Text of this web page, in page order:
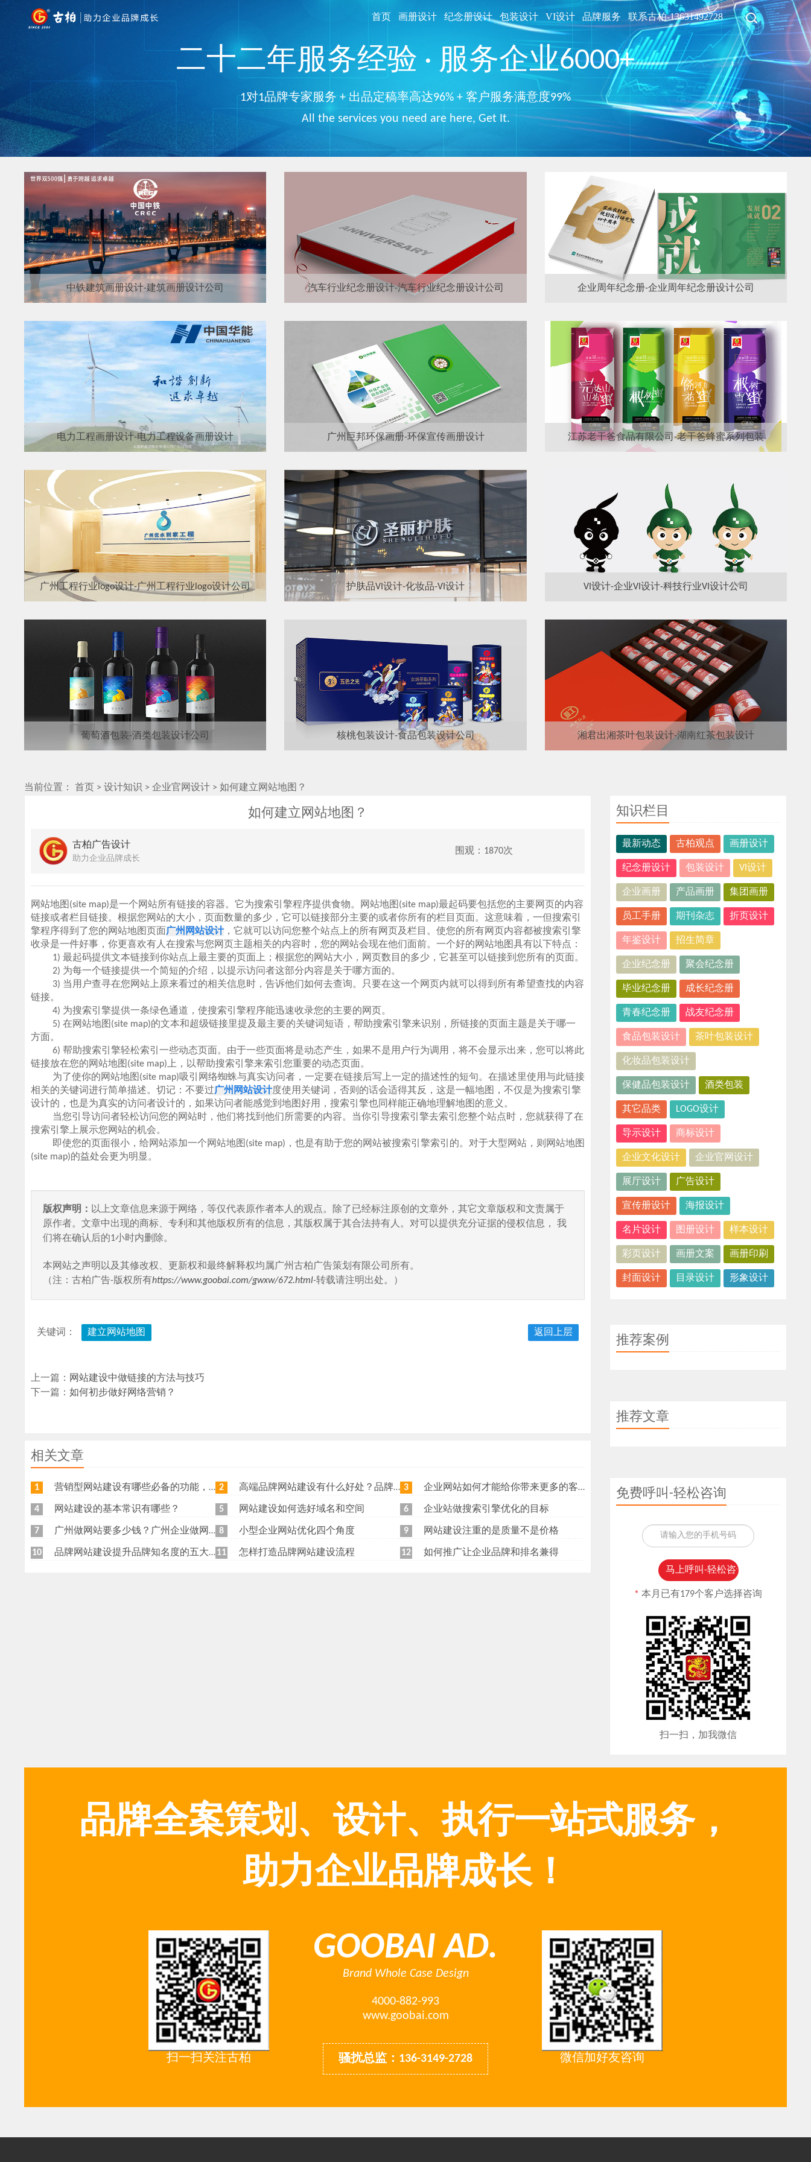
首页 画册设计 纪念册设计 包装设计 VI设计 品牌服务 联系古柏-13631492728
二十二年服务经验 · 服务企业6000+
1对1品牌专家服务 + 出品定稿率高达96% + 客户服务满意度99%
All the services you need are here, Get It.
中铁建筑画册设计-建筑画册设计公司 汽车行业纪念册设计-汽车行业纪念册设计公司 企业周年纪念册-企业周年纪念册设计公司
电力工程画册设计-电力工程设备画册设计 广州巨邦环保画册-环保宣传画册设计 江苏老干爸食品有限公司-老干爸蜂蜜系列包装
广州工程行业logo设计-广州工程行业logo设计公司 护肤品VI设计-化妆品-VI设计 VI设计-企业VI设计-科技行业VI设计公司
葡萄酒包装-酒类包装设计公司 核桃包装设计-食品包装设计公司 湘君出湘茶叶包装设计-湖南红茶包装设计
当前位置： 首页 >设计知识 >企业官网设计 >如何建立网站地图？
如何建立网站地图？
古柏广告设计
助力企业品牌成长
围观：1870次
网站地图(site map)是一个网站所有链接的容器。它为搜索引擎程序提供食物。网站地图(site map)最起码要包括您的主要网页的内容
链接或者栏目链接。根据您网站的大小，页面数量的多少，它可以链接部分主要的或者你所有的栏目页面。这意味着，一但搜索引
擎程序得到了您的网站地图页面广州网站设计，它就可以访问您整个站点上的所有网页及栏目。使您的所有网页内容都被搜索引擎
收录是一件好事，你更喜欢有人在搜索与您网页主题相关的内容时，您的网站会现在他们面前。一个好的网站地图具有以下特点：
1) 最起码提供文本链接到你站点上最主要的页面上；根据您的网站大小，网页数目的多少，它甚至可以链接到您所有的页面。
2) 为每一个链接提供一个简短的介绍，以提示访问者这部分内容是关于哪方面的。
3) 当用户查寻在您网站上原来看过的相关信息时，告诉他们如何去查询。只要在这一个网页内就可以得到所有希望查找的内容
链接。
4) 为搜索引擎提供一条绿色通道，使搜索引擎程序能迅速收录您的主要的网页。
5) 在网站地图(site map)的文本和超级链接里提及最主要的关键词短语，帮助搜索引擎来识别，所链接的页面主题是关于哪一
方面。
6) 帮助搜索引擎轻松索引一些动态页面。由于一些页面将是动态产生，如果不是用户行为调用，将不会显示出来，您可以将此
链接放在您的网站地图(site map)上，以帮助搜索引擎来索引您重要的动态页面。
为了使你的网站地图(site map)吸引网络蜘蛛与真实访问者，一定要在链接后写上一定的描述性的短句。在描述里使用与此链接
相关的关键词进行简单描述。切记：不要过广州网站设计度使用关键词，否则的话会适得其反，这是一幅地图，不仅是为搜索引擎
设计的，也是为真实的访问者设计的，如果访问者能感觉到地图好用，搜索引擎也同样能正确地理解地图的意义。
当您引导访问者轻松访问您的网站时，他们将找到他们所需要的内容。当你引导搜索引擎去索引您整个站点时，您就获得了在
搜索引擎上展示您网站的机会。
即使您的页面很小，给网站添加一个网站地图(site map)，也是有助于您的网站被搜索引擎索引的。对于大型网站，则网站地图
(site map)的益处会更为明显。
版权声明： 以上文章信息来源于网络，等仅代表原作者本人的观点。除了已经标注原创的文章外，其它文章版权和文责属于
原作者。文章中出现的商标、专利和其他版权所有的信息，其版权属于其合法持有人。对可以提供充分证据的侵权信息， 我
们将在确认后的1小时内删除。
本网站之声明以及其修改权、更新权和最终解释权均属广州古柏广告策划有限公司所有。
（注：古柏广告-版权所有https://www.goobai.com/gwxw/672.html-转载请注明出处。）
关键词： 建立网站地图 返回上层
上一篇： 网站建设中做链接的方法与技巧
下一篇：如何初步做好网络营销？
相关文章
1 营销型网站建设有哪些必备的功能，我特意整理了一下，共享给各位 2 高端品牌网站建设有什么好处？品牌网站日常维护工作有哪些？ 3 企业网站如何才能给你带来更多的客户？
4 网站建设的基本常识有哪些？ 5 网站建设如何选好域名和空间 6 企业站做搜索引擎优化的目标
7 广州做网站要多少钱？广州企业做网站要找谁？ 8 小型企业网站优化四个角度 9 网站建设注重的是质量不是价格
10 品牌网站建设提升品牌知名度的五大原则 11 怎样打造品牌网站建设流程 12 如何推广让企业品牌和排名兼得
知识栏目
最新动态 古柏观点 画册设计
纪念册设计 包装设计 VI设计
企业画册 产品画册 集团画册
员工手册 期刊杂志 折页设计
年鉴设计 招生简章
企业纪念册 聚会纪念册
毕业纪念册 成长纪念册
青春纪念册 战友纪念册
食品包装设计 茶叶包装设计
化妆品包装设计
保健品包装设计 酒类包装
其它品类 LOGO设计
导示设计 商标设计
企业文化设计 企业官网设计
展厅设计 广告设计
宣传册设计 海报设计
名片设计 图册设计 样本设计
彩页设计 画册文案 画册印刷
封面设计 目录设计 形象设计
推荐案例
推荐文章
免费呼叫-轻松咨询
*本月已有179个客户选择咨询
扫一扫，加我微信
品牌全案策划、设计、执行一站式服务，
助力企业品牌成长！
扫一扫关注古柏
GOOBAI AD.
Brand Whole Case Design
4000-882-993
www.goobai.com
骚扰总监：136-3149-2728 微信加好友咨询